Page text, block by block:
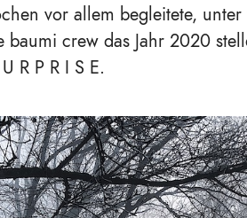
vor allem begleitete, unter
baumi crew das Jahr 2020
R P R I S E.